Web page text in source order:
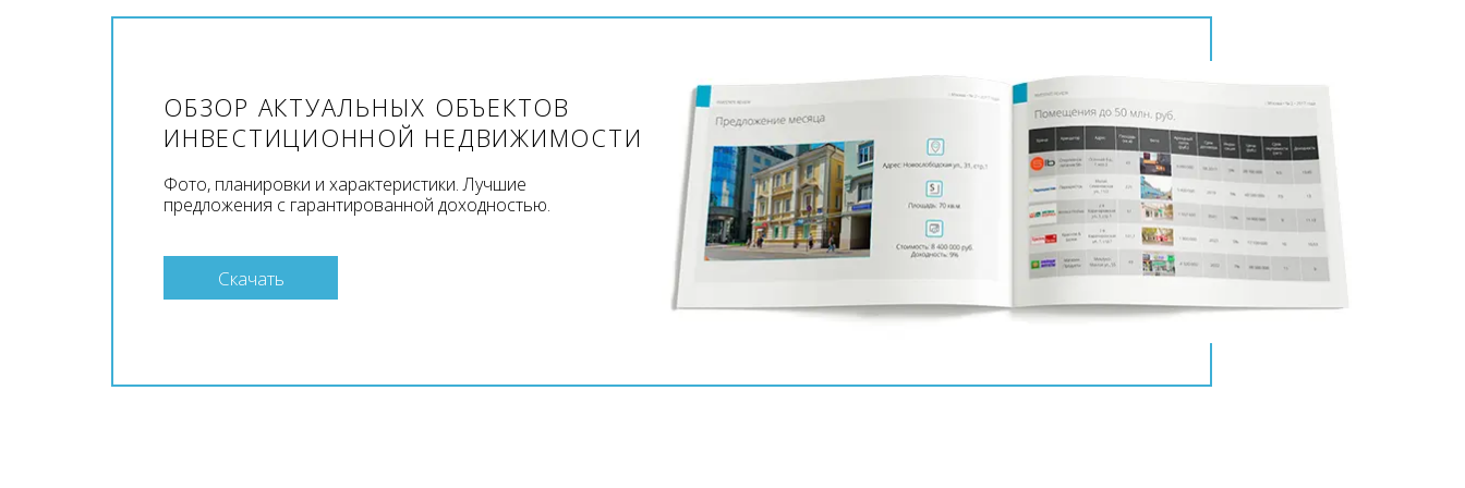
ОБЗОР АКТУАЛЬНЫХ ОБЪЕКТОВ
ИНВЕСТИЦИОННОЙ НЕДВИЖИМОСТИ
Фото, планировки и характеристики. Лучшие
предложения с гарантированной доходностью.
Скачать